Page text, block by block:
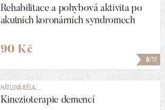
8/10
Rehabilitace a pohybová aktivita po
akutních koronárních syndromech
90 Kč
HÁTLOVÁ BĚLA, ...
Kinezioterapie demencí